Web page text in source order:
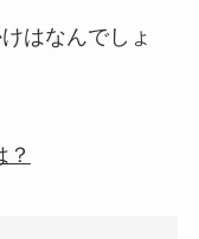
はなんでしょ
？